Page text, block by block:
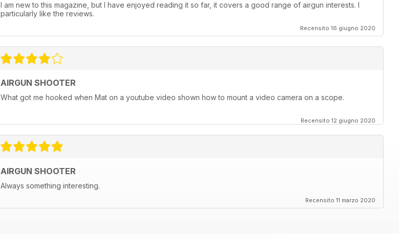
I am new to this magazine, but I have enjoyed reading it so far, it covers a good range of airgun interests. I
particularly like the reviews.
Recensito 16 giugno 2020
AIRGUN SHOOTER
What got me hooked when Mat on a youtube video shown how to mount a video camera on a scope.
Recensito 12 giugno 2020
AIRGUN SHOOTER
Always something interesting.
Recensito 11 marzo 2020